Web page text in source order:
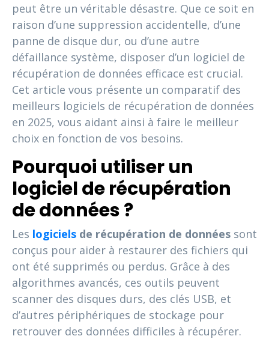
peut être un véritable désastre. Que ce soit en
raison d’une suppression accidentelle, d’une
panne de disque dur, ou d’une autre
défaillance système, disposer d’un logiciel de
récupération de données efficace est crucial.
Cet article vous présente un comparatif des
meilleurs logiciels de récupération de données
en 2025, vous aidant ainsi à faire le meilleur
choix en fonction de vos besoins.
Pourquoi utiliser un
logiciel de récupération
de données ?
Les logiciels de récupération de données sont
conçus pour aider à restaurer des fichiers qui
ont été supprimés ou perdus. Grâce à des
algorithmes avancés, ces outils peuvent
scanner des disques durs, des clés USB, et
d’autres périphériques de stockage pour
retrouver des données difficiles à récupérer.